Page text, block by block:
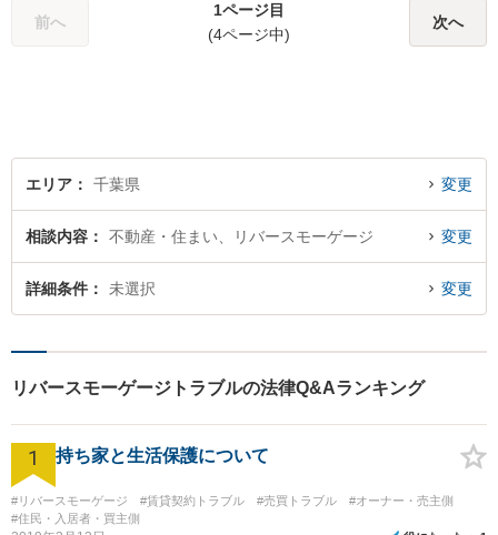
前へ
1ページ目
(4ページ中)
次へ
エリア 千葉県 変更
相談内容 不動産・住まい、リバースモーゲージ 変更
詳細条件 未選択 変更
リバースモーゲージトラブルの法律Q&Aランキング
1 持ち家と生活保護について
#リバースモーゲージ #賃貸契約トラブル #売買トラブル
#オーナー・売主側
#住民・入居者・買主側